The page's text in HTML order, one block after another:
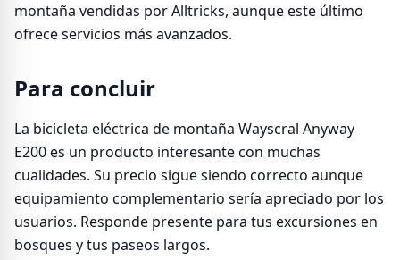
montaña vendidas por Alltricks, aunque este último
ofrece servicios más avanzados.
Para concluir
La bicicleta eléctrica de montaña Wayscral Anyway
E200 es un producto interesante con muchas
cualidades. Su precio sigue siendo correcto aunque
equipamiento complementario sería apreciado por los
usuarios. Responde presente para tus excursiones en
bosques y tus paseos largos.